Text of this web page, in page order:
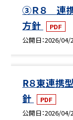
③Ｒ８ 連
方針
PDF
公開日 2026/04/
R８東連携
針
PDF
公開日 2026/04/